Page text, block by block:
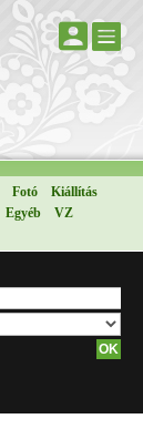
Fotó
Kiállítás
Egyéb
VZ